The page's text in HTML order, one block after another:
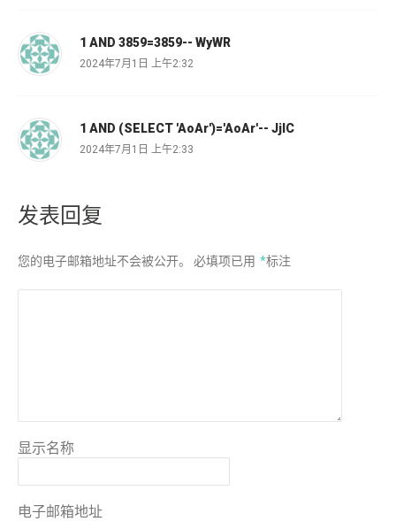
1 AND 3859=3859-- WyWR
2024年7月1日 上午2:32
1 AND (SELECT 'AoAr')='AoAr'-- JjIC
2024年7月1日 上午2:33
发表回复
您的电子邮箱地址不会被公开。 必填项已用 *标注
显示名称
电子邮箱地址